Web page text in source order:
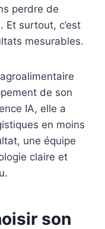
perdre de
surtout, c’est
mesurables.
agroalimentaire
de son
IA, elle a
en moins
une équipe
claire et
son